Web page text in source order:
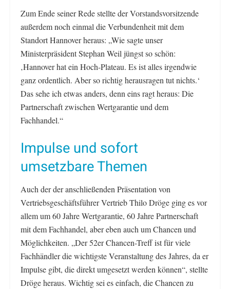
Zum Ende seiner Rede stellte der Vorstandsvorsitzende
außerdem noch einmal die Verbundenheit mit dem
Standort Hannover heraus: „Wie sagte unser
Ministerpräsident Stephan Weil jüngst so schön:
‚Hannover hat ein Hoch-Plateau. Es ist alles irgendwie
ganz ordentlich. Aber so richtig herausragen tut nichts.‘
Das sehe ich etwas anders, denn eins ragt heraus: Die
Partnerschaft zwischen Wertgarantie und dem
Fachhandel.“
Impulse und sofort
umsetzbare Themen
Auch der der anschließenden Präsentation von
Vertriebsgeschäftsführer Vertrieb Thilo Dröge ging es vor
allem um 60 Jahre Wertgarantie, 60 Jahre Partnerschaft
mit dem Fachhandel, aber eben auch um Chancen und
Möglichkeiten. „Der 52er Chancen-Treff ist für viele
Fachhändler die wichtigste Veranstaltung des Jahres, da er
Impulse gibt, die direkt umgesetzt werden können“, stellte
Dröge heraus. Wichtig sei es einfach, die Chancen zu